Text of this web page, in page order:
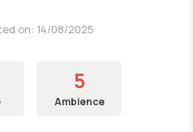
on: 14/08/2025
5
Ambience